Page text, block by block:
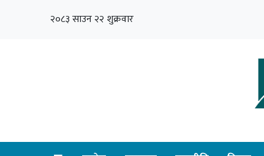
२०८३ साउन २२ शुक्रवार